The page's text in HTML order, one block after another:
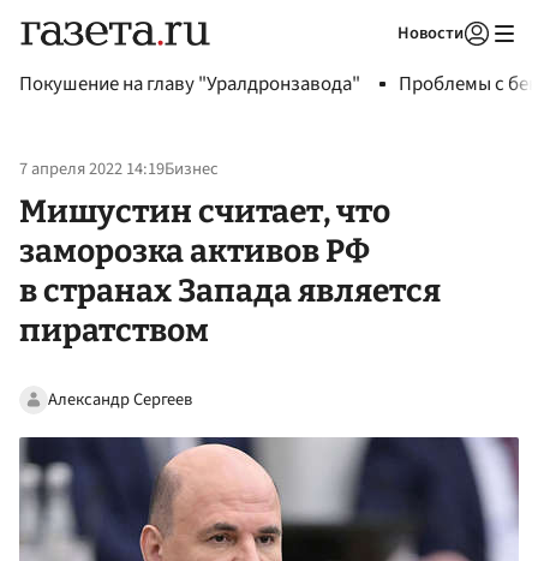
Новости
Покушение на главу "Уралдронзавода" Проблемы с
7 апреля 2022 14:19Бизнес
Мишустин считает, что
заморозка активов РФ
в странах Запада является
пиратством
Александр Сергеев